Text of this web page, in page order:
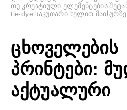
თუ კრეატიული ელემენტების
tie-dye საკუთარი ხელით მაისურზე
ცხოველების
პრინტები:
აქტუალური